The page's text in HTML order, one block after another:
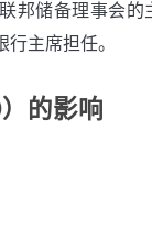
邦储备理事会
主席担任。
的影响